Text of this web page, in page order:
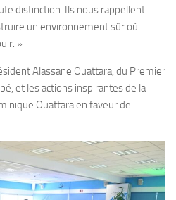
distinction. Ils nous rappellent
un environnement sûr où
»
Alassane Ouattara, du Premier
et les actions inspirantes de la
Ouattara en faveur de